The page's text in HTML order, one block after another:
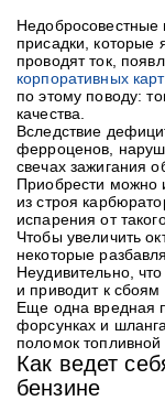
Недобросовестные
присадки, которые
проводят ток,
корпоративных
по этому поводу:
качества.
Вследствие
ферроценов,
свечах зажигания
Приобрести можно
из строя
испарения от
Чтобы увеличить
некоторые
Неудивительно,
и приводит к сбоям
Еще одна вредная
форсунках и
поломок топливной
Как ведет
бензине